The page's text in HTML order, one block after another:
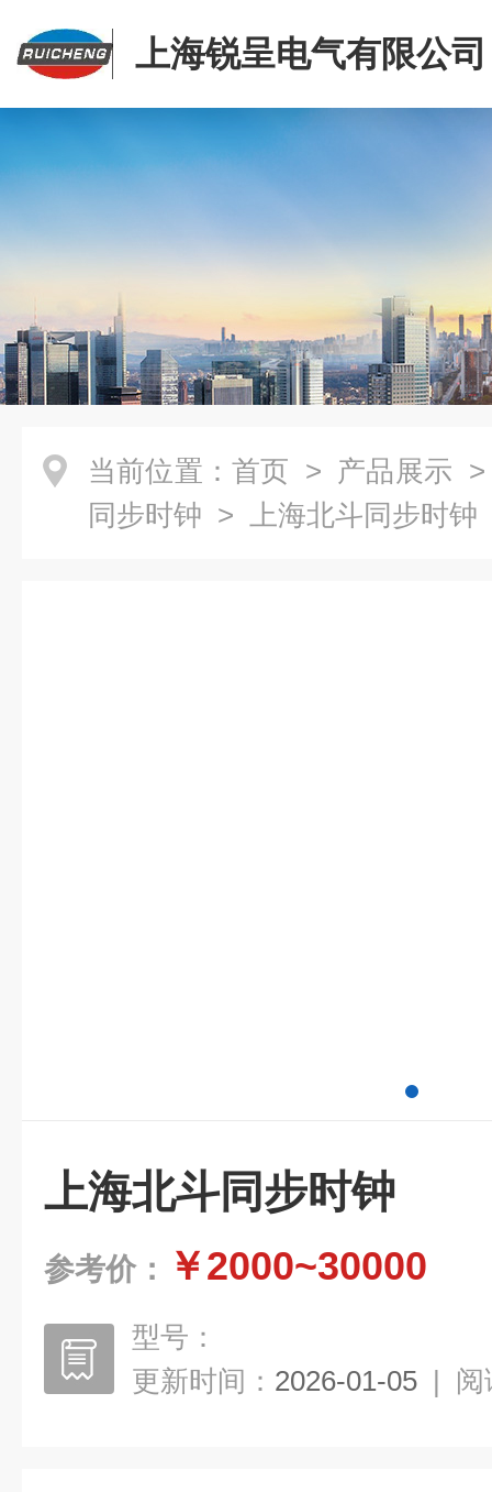
上海锐呈电气有限公司
当前位置： 首页 > 产品展示
同步时钟 > 上海北斗同步时钟
上海北斗同步时钟
参考价： ￥2000~30000
型号：
更新时间： 2026-01-05 | 阅